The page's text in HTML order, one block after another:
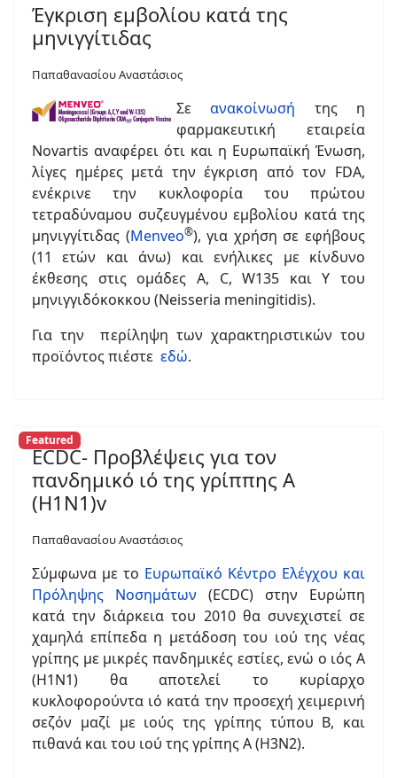
Έγκριση εμβολίου κατά της
μηνιγγίτιδας
Παπαθανασίου Αναστάσιος
Σεανακοίνωσή της η
φαρμακευτική εταιρεία
Novartis αναφέρει ότι και η Ευρωπαϊκή Ένωση,
λίγες ημέρες μετά την έγκριση από τον FDA,
ενέκρινε την κυκλοφορία του πρώτου
τετραδύναμου συζευγμένου εμβολίου κατά της
μηνιγγίτιδας (Menveo®), για χρήση σε εφήβους
(11 ετών και άνω) και ενήλικες με κίνδυνο
έκθεσης στις ομάδες Α, C, W135 και Υ του
μηνιγγιδόκοκκου (Neisseria meningitidis).
Για την περίληψη των χαρακτηριστικών του
προϊόντος πιέστε εδώ.
Featured
ECDC- Προβλέψεις για τον
πανδημικό ιό της γρίππης Α
(Η1Ν1)v
Παπαθανασίου Αναστάσιος
Σύμφωνα με το Ευρωπαϊκό Κέντρο Ελέγχου και
Πρόληψης Νοσημάτων (ECDC) στην Ευρώπη
κατά την διάρκεια του 2010 θα συνεχιστεί σε
χαμηλά επίπεδα η μετάδοση του ιού της νέας
γρίπης με μικρές πανδημικές εστίες, ενώ ο ιός A
(H1N1) θα αποτελεί το κυρίαρχο
κυκλοφορούντα ιό κατά την προσεχή χειμερινή
σεζόν μαζί με ιούς της γρίπης τύπου Β, και
πιθανά και του ιού της γρίπης Α (H3N2).